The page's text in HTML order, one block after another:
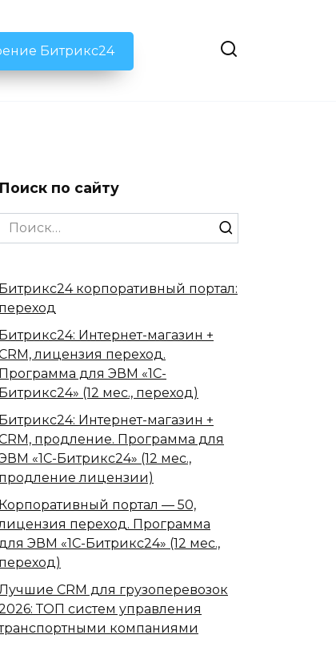
Битрикс24
Поиск по сайту
Search
Битрикс24 корпоративный портал:
переход
Битрикс24: Интернет-магазин +
лицензия переход.
Программа для ЭВМ «1С-
Битрикс24» (12 мес., переход)
Битрикс24: Интернет-магазин +
продление. Программа для
«1С-Битрикс24» (12 мес.,
продление лицензии)
Корпоративный портал — 50,
переход. Программа
для ЭВМ «1С-Битрикс24» (12 мес.,
переход)
Лучшие CRM для грузоперевозок
ТОП систем управления
компаниями